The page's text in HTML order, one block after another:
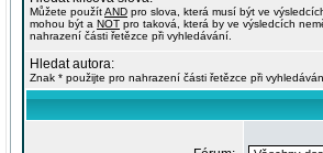
Můžete použítAND pro slova, která musí být ve
mohou být a NOT pro taková, která by ve výsledcích
nahrazení části řetězce při vyhledávání.
Hledat autora:
Znak * použijte pro nahrazení části řetězce při